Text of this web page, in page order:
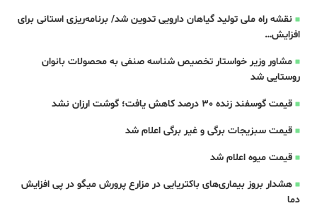
نقشه راه ملی تولید گیاهان دارویی تدوین شد/ برنامه‌ریزی استانی برای
افزایش…
مشاور وزیر خواستار تخصیص شناسه صنفی به محصولات بانوان
روستایی شد
قیمت گوسفند زنده 30 درصد کاهش یافت؛ گوشت ارزان نشد
قیمت سبزیجات برگی و غیر برگی اعلام شد
قیمت میوه اعلام شد
هشدار بروز بیماری‌های باکتریایی در مزارع پرورش میگو در پی افزایش
دما